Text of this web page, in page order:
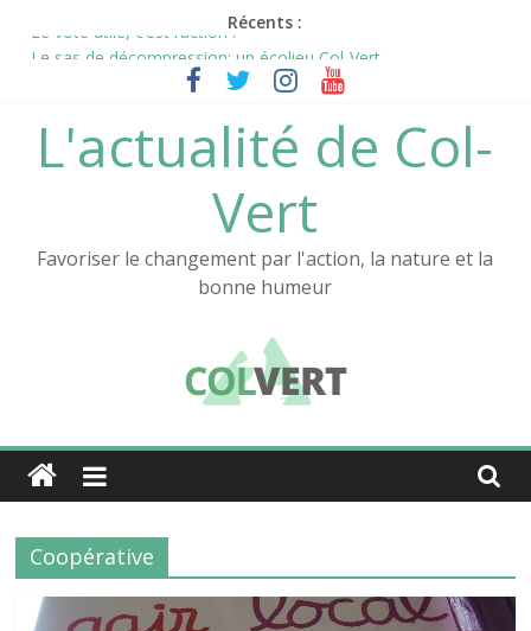
Récents :
Le vote utile, c’est l’action !
Le sas de décompression: un écolieu Col-Vert
L’aventure Col-Vert continue !
Notre documentaire sur l’Atelier au festival des films positifs !
L'actualité de Col-
Vert
Favoriser le changement par l'action, la nature et la
bonne humeur
Coopérative